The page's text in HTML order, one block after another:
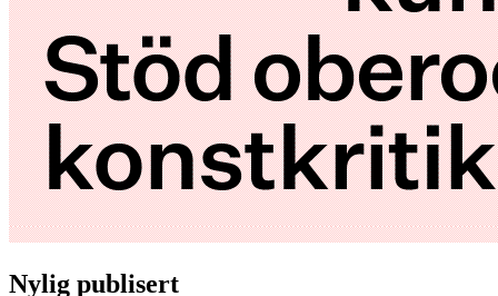
Nylig publisert